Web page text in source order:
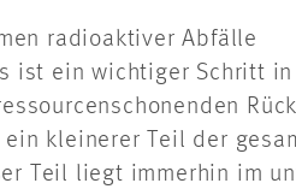
radioaktiver Abfälle
ist ein wichtiger Schritt
kleinerer Teil der
Teil liegt immerhin im